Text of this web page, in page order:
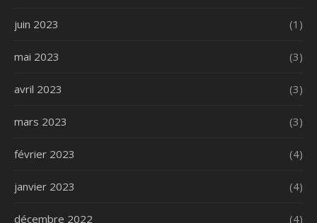
juin 2023 (1)
mai 2023 (3)
avril 2023 (3)
mars 2023 (3)
février 2023 (4)
janvier 2023 (4)
décembre 2022 (4)